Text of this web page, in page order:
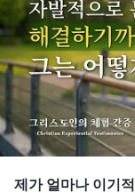
제가 얼마나 이기